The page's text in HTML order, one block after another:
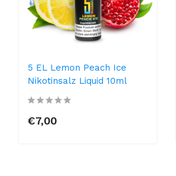
5 EL Lemon Peach Ice
Nikotinsalz Liquid 10ml
€7,00